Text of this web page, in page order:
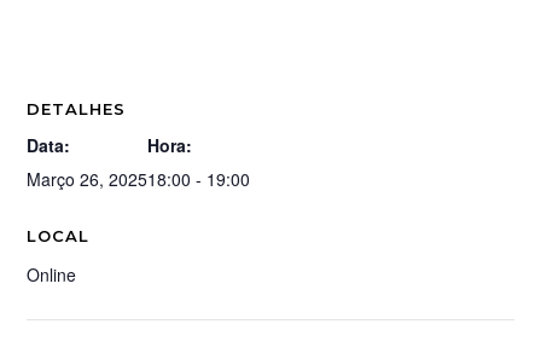
DETALHES
Data:
Março 26, 2025
Hora:
18:00 - 19:00
LOCAL
Online